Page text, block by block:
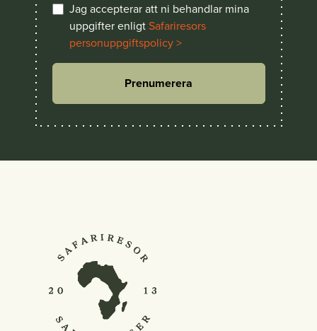
Jag accepterar att ni behandlar mina
uppgifter enligtSafariresors
personuppgiftspolicy >
Prenumerera